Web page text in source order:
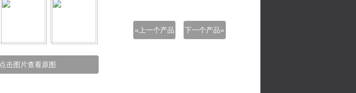
点击图片查看原图
«上一个产品 下一个产品»